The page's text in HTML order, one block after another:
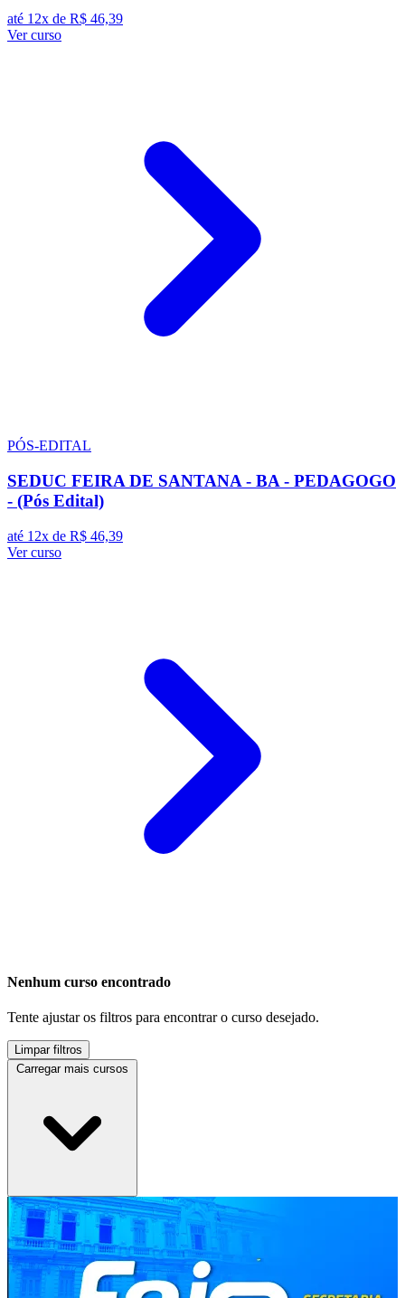
até 12x de R$ 46,39
Ver curso
PÓS-EDITAL
SEDUC FEIRA DE SANTANA - BA - PEDAGOGO
- (Pós Edital)
até 12x de R$ 46,39
Ver curso
Nenhum curso encontrado
Tente ajustar os filtros para encontrar o curso desejado.
Limpar filtros